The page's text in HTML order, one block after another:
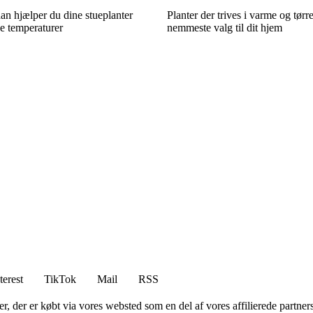
hjælper du dine stueplanter
temperaturer
Planter der trives i varme og
nemmeste valg til dit hjem
TikTok Mail RSS
er købt via vores websted som en del af vores affilierede